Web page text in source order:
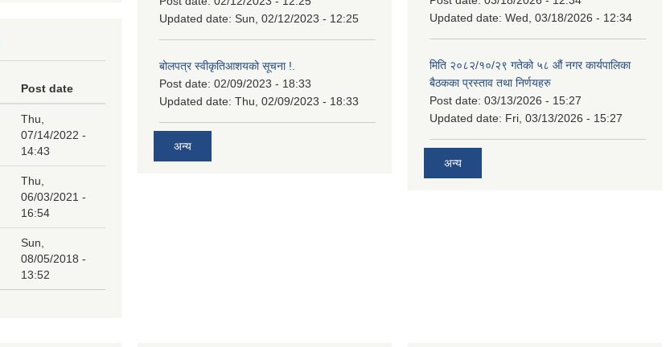
Post date
Thu,
07/14/2022 -
14:43
Thu,
06/03/2021 -
16:54
Sun,
08/05/2018 -
13:52
Updated date: Sun, 02/12/2023 - 12:25
बोलपत्र स्वीकृतिआशयको सूचना !.
Post date: 02/09/2023 - 18:33
Updated date: Thu, 02/09/2023 - 18:33
अन्य
Updated date: Wed, 03/18/2026 - 12:34
मिति २०८२/१०/२९ गतेको ५८ औं नगर कार्यपालिका
बैठकका प्रस्ताव तथा निर्णयहरु
Post date: 03/13/2026 - 15:27
Updated date: Fri, 03/13/2026 - 15:27
अन्य